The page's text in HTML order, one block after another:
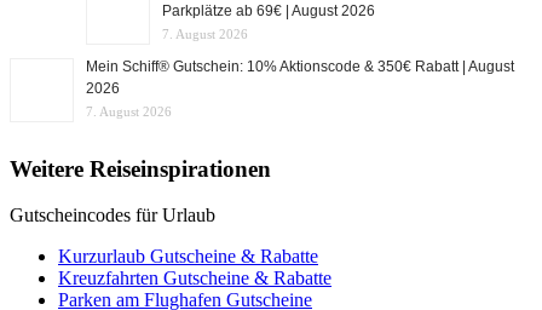
Parkplätze ab 69€ | August 2026
7. August 2026
Mein Schiff® Gutschein: 10% Aktionscode & 350€ Rabatt | August
2026
7. August 2026
Weitere Reiseinspirationen
Gutscheincodes für Urlaub
Kurzurlaub Gutscheine & Rabatte
Kreuzfahrten Gutscheine & Rabatte
Parken am Flughafen Gutscheine